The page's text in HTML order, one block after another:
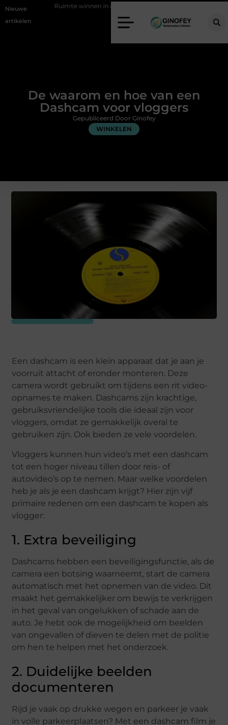
Nieuwe
artikelen
Ruimte winnen in de slaapkamer met een boxspring met opbergruimte
De waarom en hoe van een
Dashcam voor vloggers
WINKELEN
Gepubliceerd Door Ginofey
Een dashcam is een klein apparaat dat je aan je
voorruit attacht of eronder monteren. Deze
camera wordt gebruikt om tijdens een rit video-
opnames te maken. Dashcams zijn krachtige,
gebruiksvriendelijke tools die ideaal zijn voor
vloggers, omdat ze gemakkelijk overal te
gebruiken zijn. Ook bieden ze vele voordelen.
Vloggers kunnen hun video’s met een dashcam
tot een hoger niveau tillen door reis- of
autovideo’s op te nemen. Maar welke voordelen
heb je als je een dashcam krijgt? Hier zijn vijf
primaire redenen om een dashcam te kopen als
vlogger:
1. Extra beveiliging
Dashcams hebben een beveiligingsfunctie, als de
camera een botsing waarneemt, start de camera
automatisch met het opnemen van de video. Dit
maakt het gemakkelijker om bewijs te verkrijgen
in het geval van ongelukken of schade aan de
auto. Je hebt ook de mogelijkheid om beelden
van ongevallen of dieven te delen met de politie
om hen te helpen met het onderzoek.
2. Duidelijke beelden
documenteren
Rijd je vaak op drukke wegen en parkeer je vaak
in volle parkeerplaatsen? Met een dashcam film je